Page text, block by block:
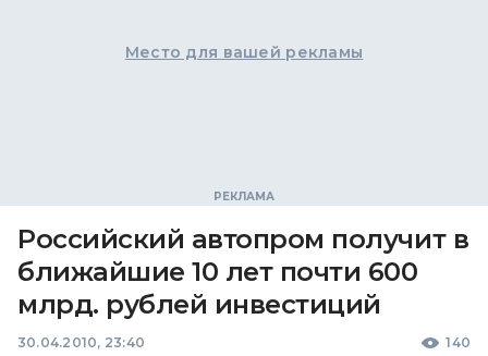
Место для вашей рекламы
Российский автопром получит в
ближайшие 10 лет почти 600
млрд. рублей инвестиций
30.04.2010, 23:40 140